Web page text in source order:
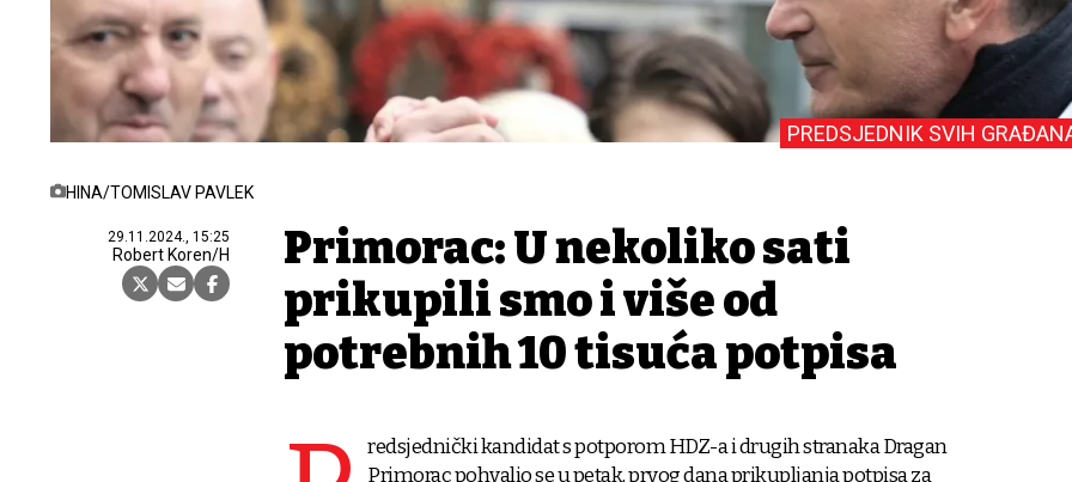
HINA/TOMISLAV PAVLEK
29.11.2024., 15:25
Robert Koren/H
PREDSJEDNIK SVIH
Primorac: U nekoliko sati
prikupili smo i više od
potrebnih 10 tisuća potpisa
redsjednički kandidat s potporom HDZ-a i drugih stranaka Dragan
Primorac pohvalio se u petak, prvog dana prikupljanja potpisa za